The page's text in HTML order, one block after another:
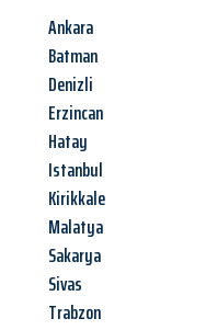
Ankara
Batman
Denizli
Erzincan
Hatay
Istanbul
Kirikkale
Malatya
Sakarya
Sivas
Trabzon